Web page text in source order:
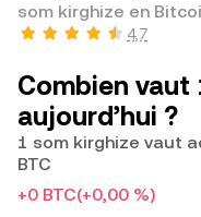
som kirghize en
4,7
Combien vaut
aujourd’hui ?
1 som kirghize vaut
BTC
+0 BTC(+0,00 %)